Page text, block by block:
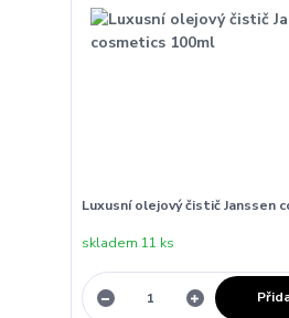
Luxusní olejový čistič Janssen
skladem 11 ks